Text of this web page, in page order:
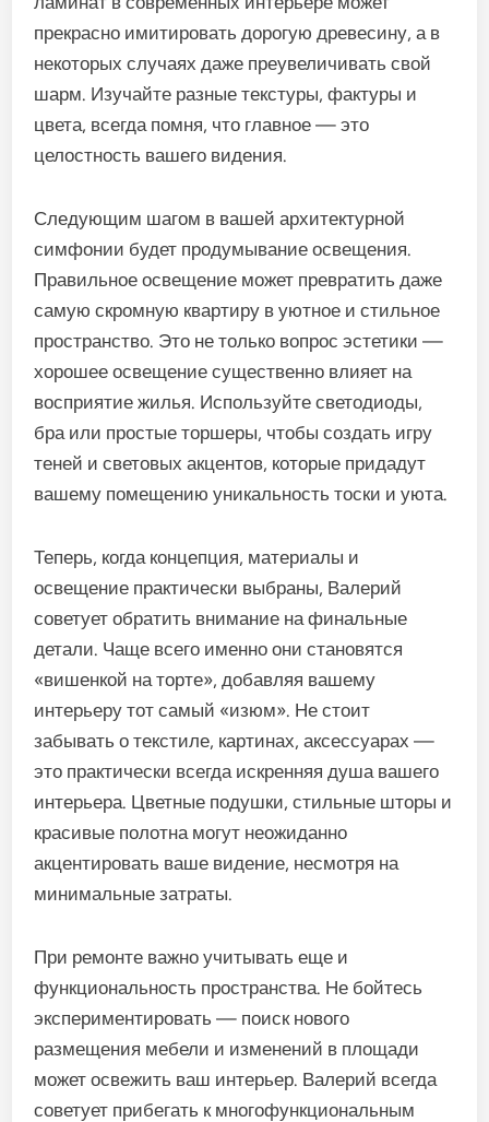
прекрасно имитировать дорогую древесину, а в
некоторых случаях даже преувеличивать свой
шарм. Изучайте разные текстуры, фактуры и
цвета, всегда помня, что главное — это
целостность вашего видения.
Следующим шагом в вашей архитектурной
симфонии будет продумывание освещения.
Правильное освещение может превратить даже
самую скромную квартиру в уютное и стильное
пространство. Это не только вопрос эстетики —
хорошее освещение существенно влияет на
восприятие жилья. Используйте светодиоды,
бра или простые торшеры, чтобы создать игру
теней и световых акцентов, которые придадут
вашему помещению уникальность тоски и уюта.
Теперь, когда концепция, материалы и
освещение практически выбраны, Валерий
советует обратить внимание на финальные
детали. Чаще всего именно они становятся
«вишенкой на торте», добавляя вашему
интерьеру тот самый «изюм». Не стоит
забывать о текстиле, картинах, аксессуарах —
это практически всегда искренняя душа вашего
интерьера. Цветные подушки, стильные шторы и
красивые полотна могут неожиданно
акцентировать ваше видение, несмотря на
минимальные затраты.
При ремонте важно учитывать еще и
функциональность пространства. Не бойтесь
экспериментировать — поиск нового
размещения мебели и изменений в площади
может освежить ваш интерьер. Валерий всегда
советует прибегать к многофункциональным